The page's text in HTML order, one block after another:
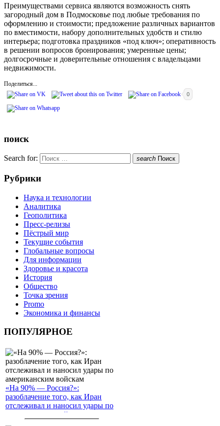
Преимуществами сервиса являются возможность снять
загородный дом в Подмосковье под любые требования по
оформлению и стоимости; предложение различных вариантов
по вместимости, набору дополнительных удобств и стилю
интерьера; подготовка праздников «под ключ»; оперативность
в решении вопросов бронирования; умеренные цены;
долгосрочные и доверительные отношения с владельцами
недвижимости.
Поделиться...
0
поиск
Search for: search Поиск
Рубрики
Наука и технологии
Аналитика
Геополитика
Пресс-релизы
Пёстрый мир
Текущие события
Глобальные вопросы
Для информации
Здоровье и красота
История
Общество
Точка зрения
Promo
Экономика и финансы
ПОПУЛЯРНОЕ
«На 90% — Россия?»:
разоблачение того, как Иран
отслеживал и наносил удары по
американским войскам